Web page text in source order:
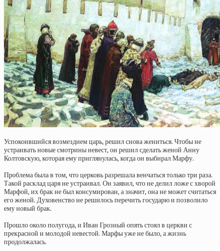
Успокоившийся возмездием царь, решил снова жениться. Чтобы не
устраивать новые смотрины невест, он решил сделать женой Анну
Колтовскую, которая ему приглянулась, когда он выбирал Марфу.
Проблема была в том, что церковь разрешала венчаться только три раза.
Такой расклад царя не устраивал. Он заявил, что не делил ложе с хворой
Марфой, их брак не был консумирован, а значит, она не может считаться
его женой. Духовенство не решилось перечить государю и позволило
ему новый брак.
Прошло около полугода, и Иван Грозный опять стоял в церкви с
прекрасной и молодой невестой. Марфы уже не было, а жизнь
продолжалась.